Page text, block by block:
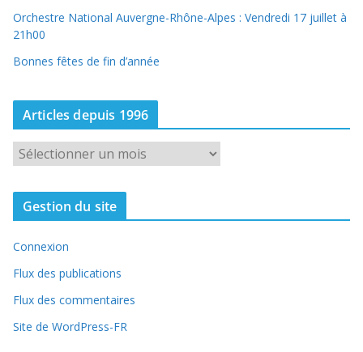
Orchestre National Auvergne-Rhône-Alpes : Vendredi 17 juillet à
21h00
Bonnes fêtes de fin d’année
Articles depuis 1996
t
l
e
s
e
Gestion du site
Connexion
Flux des publications
Flux des commentaires
Site de WordPress-FR